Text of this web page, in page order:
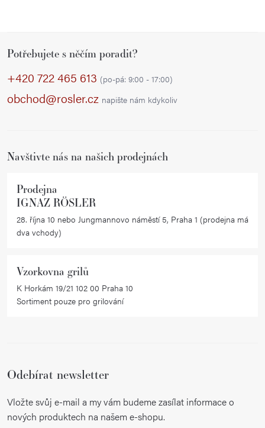
Potřebujete s něčím poradit?
+420 722 465 613 (po-pá: 9:00 - 17:00)
obchod@rosler.cz napište nám kdykoliv
Navštivte nás na našich prodejnách
Prodejna
IGNAZ RÖSLER
28. října 10 nebo Jungmannovo náměstí 5, Praha 1 (prodejna má
dva vchody)
Vzorkovna grilů
K Horkám 19/21 102 00 Praha 10
Sortiment pouze pro grilování
Odebírat newsletter
Vložte svůj e-mail a my vám budeme zasílat informace o
nových produktech na našem e-shopu.